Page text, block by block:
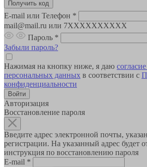
E-mail или Телефон *
mail@mail.ru или 7XXXXXXXXXX
Пароль *
Забыли пароль?
Нажимая на кнопку ниже, я даю
персональных данных в соответствии с
конфиденциальности
Авторизация
Восстановление пароля
Введите адрес электронной почты,
регистрации. На указанный адрес будет
инструкция по восстановлению пароля
E-mail *